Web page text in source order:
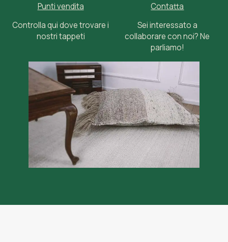
Punti vendita
Controlla qui dove trovare i
nostri tappeti
Contatta
Sei interessato a
collaborare con noi? Ne
parliamo!